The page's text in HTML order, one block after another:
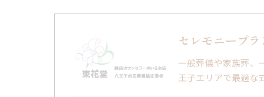
セレモニープ
一般葬儀や家族葬、
王子エリアで最適な